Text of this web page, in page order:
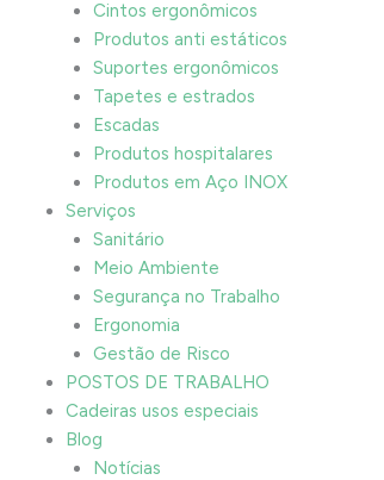
Cintos ergonômicos
Produtos anti estáticos
Suportes ergonômicos
Tapetes e estrados
Escadas
Produtos hospitalares
Produtos em Aço INOX
Serviços
Sanitário
Meio Ambiente
Segurança no Trabalho
Ergonomia
Gestão de Risco
POSTOS DE TRABALHO
Cadeiras usos especiais
Blog
Notícias